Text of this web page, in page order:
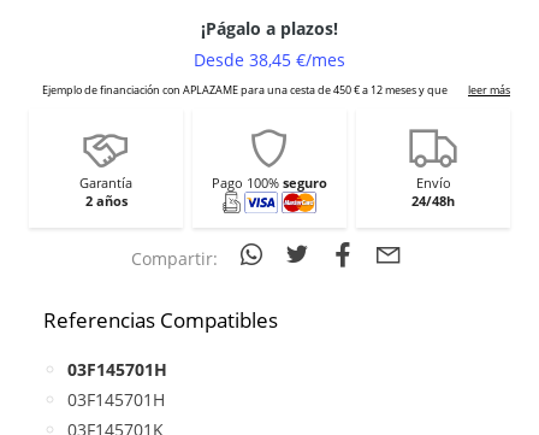
Garantía
2 años
Pago 100% seguro
Envío
24/48h
Compartir:
Referencias Compatibles
03F145701H
03F145701H
03F145701K